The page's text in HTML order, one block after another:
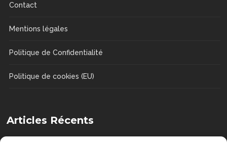
Contact
Mentions légales
Politique de Confidentialité
Politique de cookies (EU)
Articles Récents